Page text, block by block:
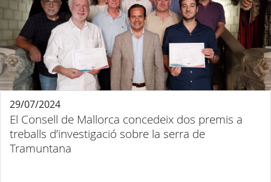
El Consell de Mallorca concedeix dos premis a
treballs d’investigació sobre la serra de
Tramuntana
29/07/2024